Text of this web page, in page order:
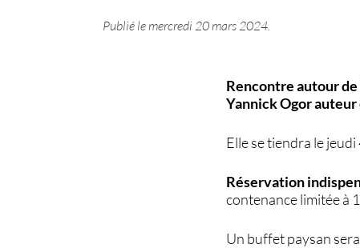
Publié le mercredi 20 mars 2024.
Rencontre autour
Yannick Ogor
Elle se tiendra le
Réservation
contenance limitée à
Un buffet paysan